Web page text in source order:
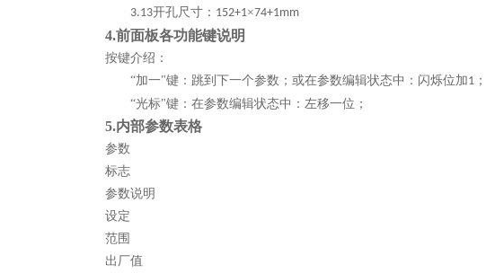
3.13开孔尺寸： 152+1×74+1mm
4.前面板各功能键说明
按键介绍：
“加一"键：跳到下一个参数；或在参数编辑状态中：闪烁位加1 ；
“光标"键：在参数编辑状态中：左移一位；
5.内部参数表格
参数
标志
参数说明
设定
范围
出厂值